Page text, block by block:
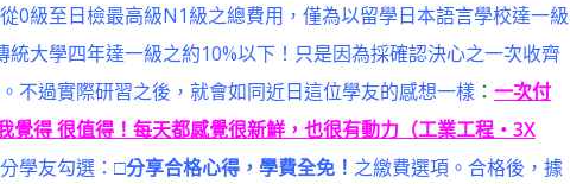
0級至日檢最高級N1級之總費用，僅為以留學日本語言學校達一級
統大學四年達一級之約10%以下！只是因為採確認決心之一次收齊
不過實際研習之後，就會如同近日這位學友的感想一樣 ： 一次付
得 很值得！每天都感覺很新鮮，也很有動力（工業工程‧3X
學友勾選： □分享合格心得，學費全免！ 之繳費選項。合格後，據